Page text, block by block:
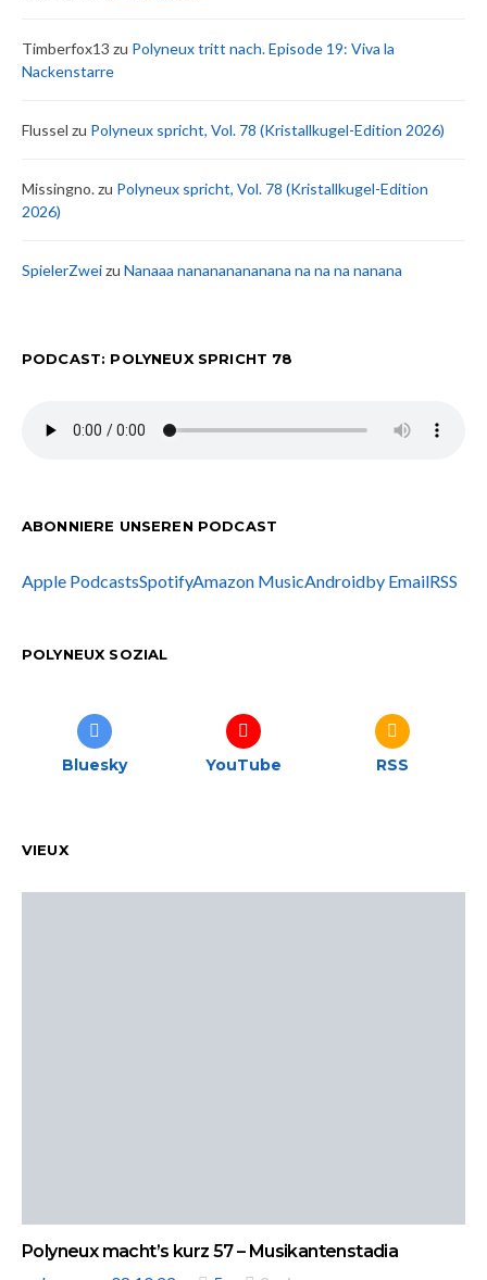
Timberfox13 zu Polyneux tritt nach. Episode 19: Viva la
Nackenstarre
Flussel zu Polyneux spricht, Vol. 78 (Kristallkugel-Edition 2026)
Missingno.zu Polyneux spricht, Vol. 78 (Kristallkugel-Edition
2026)
SpielerZweizu Nanaaa nanananananana na na na nanana
PODCAST: POLYNEUX SPRICHT 78
ABONNIERE UNSEREN PODCAST
Apple PodcastsSpotifyAmazon MusicAndroidby EmailRSS
POLYNEUX SOZIAL
Bluesky YouTube RSS
VIEUX
Polyneux macht’s kurz 57 – Musikantenstadia